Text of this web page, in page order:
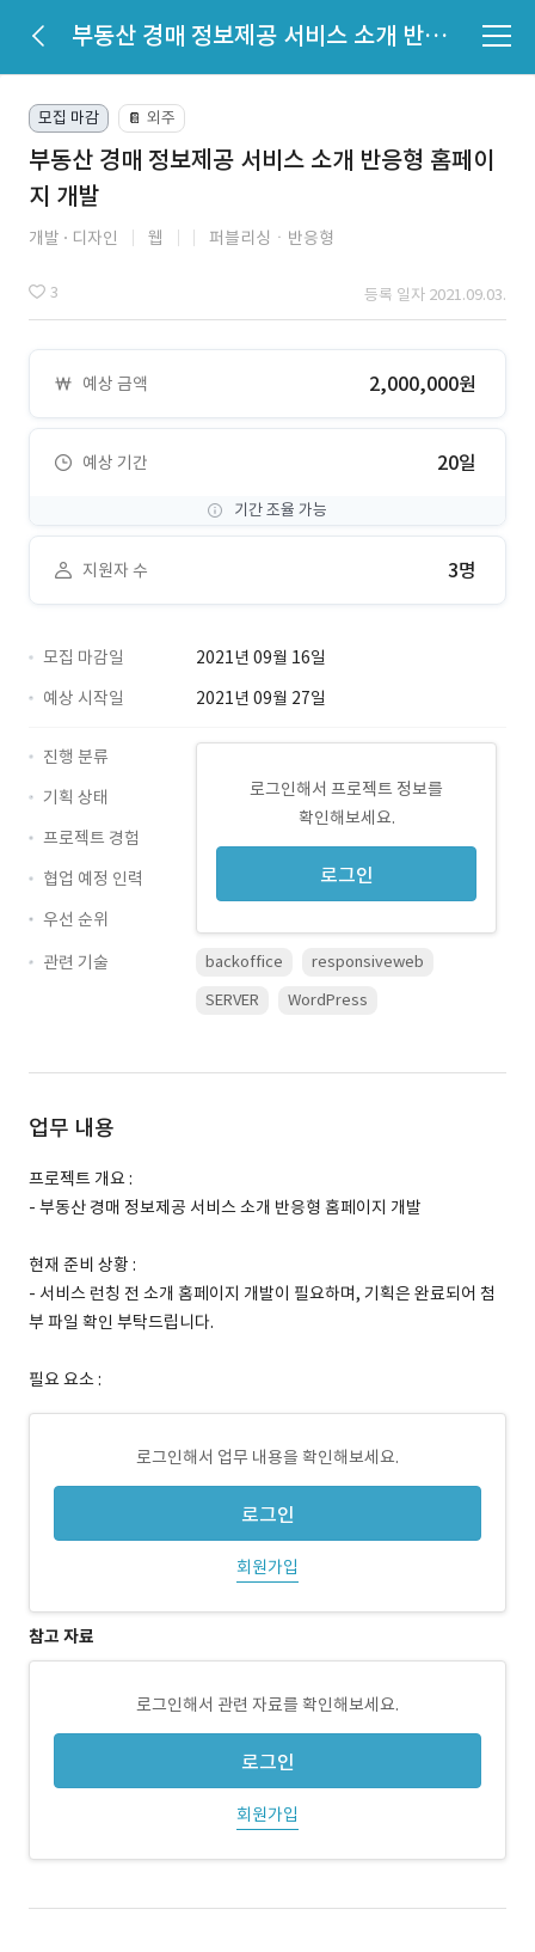
부동산 경매 정보제공 서비스 소개 반응형 홈페이지 개발
모집 마감 📔 외주
부동산 경매 정보제공 서비스 소개 반응형 홈페이
지 개발
개발 디자인 웹 퍼블리싱ㆍ반응형
3 등록 일자 2021.09.03.
예상 금액 2,000,000원
예상 기간 20일
기간 조율 가능
지원자 수 3명
모집 마감일
2021년 09월 16일
예상 시작일
2021년 09월 27일
로그인해서 프로젝트 정보를
확인해보세요.
로그인
진행 분류
기획 상태
프로젝트 경험
협업 예정 인력
우선 순위
관련 기술
backoffice
responsiveweb
SERVER
WordPress
업무 내용
프로젝트 개요 :
- 부동산 경매 정보제공 서비스 소개 반응형 홈페이지 개발
현재 준비 상황 :
- 서비스 런칭 전 소개 홈페이지 개발이 필요하며, 기획은 완료되어 첨
부 파일 확인 부탁드립니다.
필요 요소 :
로그인해서 업무 내용을 확인해보세요.
로그인
회원가입
참고 자료
로그인해서 관련 자료를 확인해보세요.
로그인
회원가입